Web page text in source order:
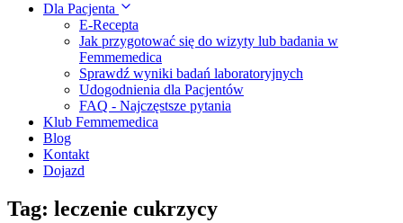
Dla Pacjenta
E-Recepta
Jak przygotować się do wizyty lub badania w
Femmemedica
Sprawdź wyniki badań laboratoryjnych
Udogodnienia dla Pacjentów
FAQ - Najczęstsze pytania
Klub Femmemedica
Blog
Kontakt
Dojazd
Tag: leczenie cukrzycy